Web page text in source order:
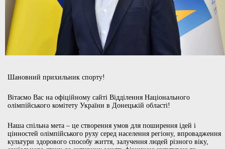
Шановний прихильник спорту!
Вітаємо Вас на офіційному сайті Відділення Національного
олімпійського комітету України в Донецькій області!
Наша спільна мета – це створення умов для поширення ідей і
цінностей олімпійського руху серед населення регіону, впровадження
культури здорового способу життя, залучення людей різного віку,